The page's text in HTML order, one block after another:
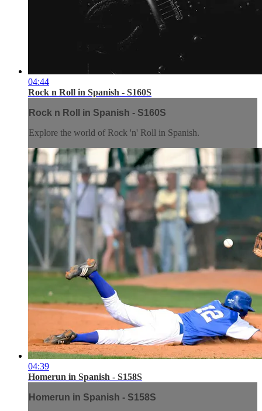
04:44
Rock n Roll in Spanish - S160S
Rock n Roll in Spanish - S160S
Explore the world of Rock 'n' Roll in Spanish.
04:39
Homerun in Spanish - S158S
Homerun in Spanish - S158S